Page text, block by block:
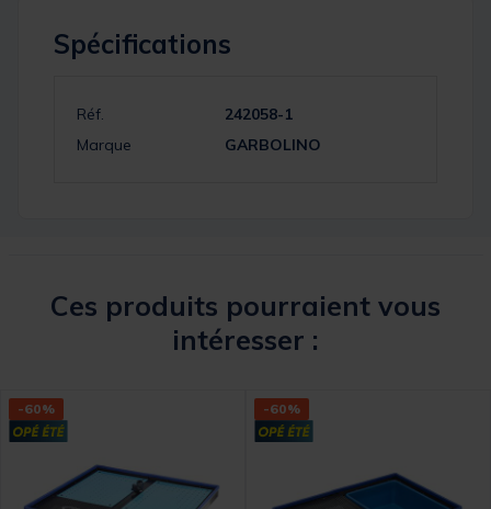
Spécifications
Réf.
242058-1
Marque
GARBOLINO
Ces produits pourraient vous
intéresser :
-60% -60%